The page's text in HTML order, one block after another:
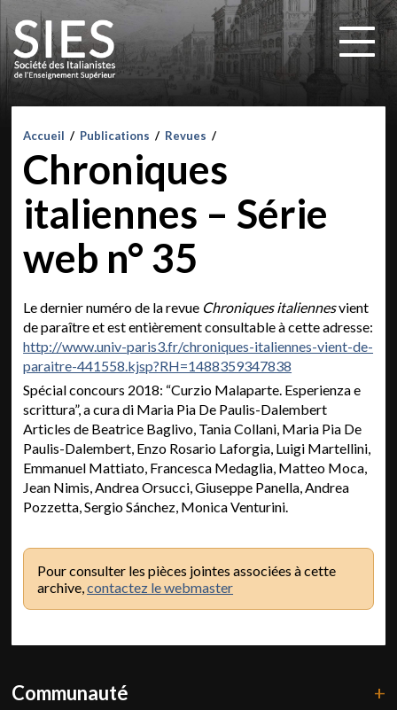
Accueil / Publications / Revues /
Chroniques
italiennes – Série
web n° 35
Le dernier numéro de la revue Chroniques italiennesvient
de paraître et est entièrement consultable à cette adresse:
http://www.univ-paris3.fr/chroniques-italiennes-vient-de-
paraitre-441558.kjsp?RH=1488359347838
Spécial concours 2018: “Curzio Malaparte. Esperienza e
scrittura”, a cura di Maria Pia De Paulis-Dalembert
Articles de Beatrice Baglivo, Tania Collani, Maria Pia De
Paulis-Dalembert, Enzo Rosario Laforgia, Luigi Martellini,
Emmanuel Mattiato, Francesca Medaglia, Matteo Moca,
Jean Nimis, Andrea Orsucci, Giuseppe Panella, Andrea
Pozzetta, Sergio Sánchez, Monica Venturini.
Pour consulter les pièces jointes associées à cette
archive,contactez le webmaster
Communauté +